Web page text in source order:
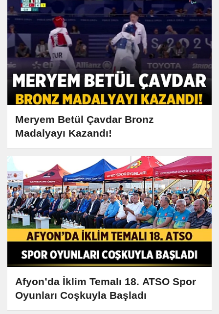
Meryem Betül Çavdar Bronz
Madalyayı Kazandı!
Afyon’da İklim Temalı 18. ATSO Spor
Oyunları Coşkuyla Başladı